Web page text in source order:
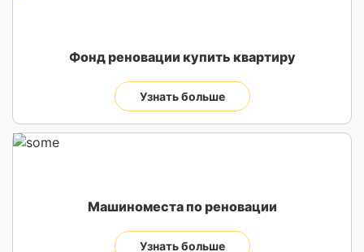
Фонд реновации купить квартиру
Узнать больше
Машиноместа по реновации
Узнать больше